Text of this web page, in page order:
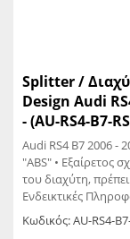
Splitter /
Design Audi
- (AU-RS4-B7-
Audi RS4 B7 2006 -
"ABS" • Εξαίρετος
του διαχύτη,
Ενδεικτικές
Carbon Look Το
σημαίνει Matt
Κωδικός: AU-RS4-